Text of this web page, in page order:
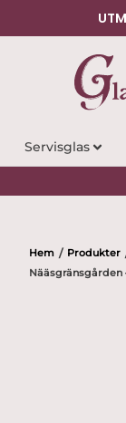
Servisglas
Hem / Produkter
Nääsgränsgården